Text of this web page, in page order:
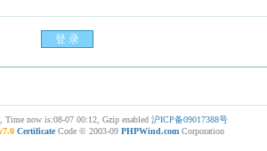
Time now is:08-07 00:12, Gzip enabled 沪ICP备09017388号
CertificateCode © 2003-09 PHPWind.comCorporation